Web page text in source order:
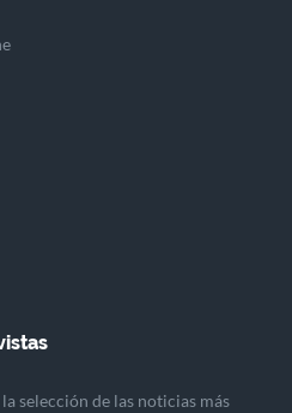
selección de las noticias más